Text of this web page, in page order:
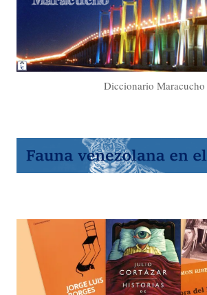
Diccionario Maracucho